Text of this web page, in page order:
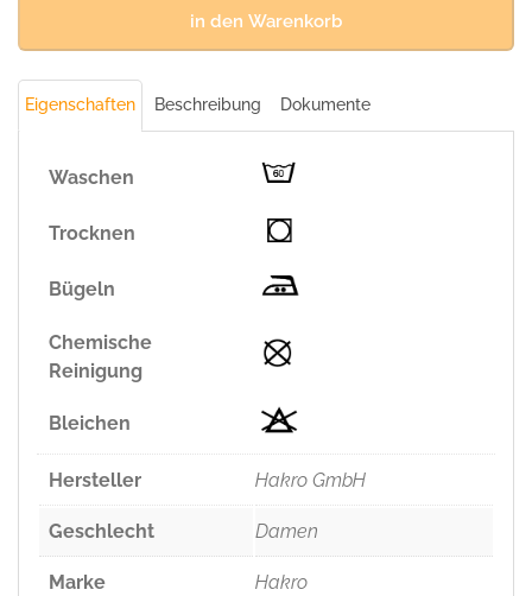
BW/50%
Menge
in den Warenkorb
Eigenschaften Beschreibung Dokumente
Waschen
Trocknen
Bügeln
Chemische
Reinigung
Bleichen
Hersteller Hakro GmbH
Geschlecht Damen
Marke Hakro